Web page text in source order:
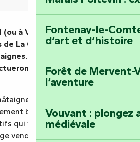
Fontenay-le-
d’art et d’histoire
Forêt de Mervent-
l’aventure
Vouvant : plongez
médiévale
(ou à VTT) le temps d’un
de La Châtaigneraie sur son
Des sentiers préservés
votre « séjour
c’est prêt de 80
balisés et jalonnés de
qui vous permettent de
vendéen à pied ou à VTT. Au